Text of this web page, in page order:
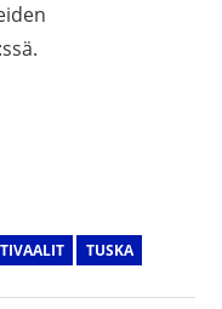
TUSKA